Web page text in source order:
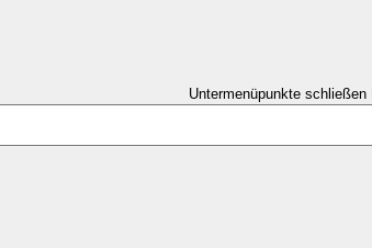
Untermenüpunkte schließen